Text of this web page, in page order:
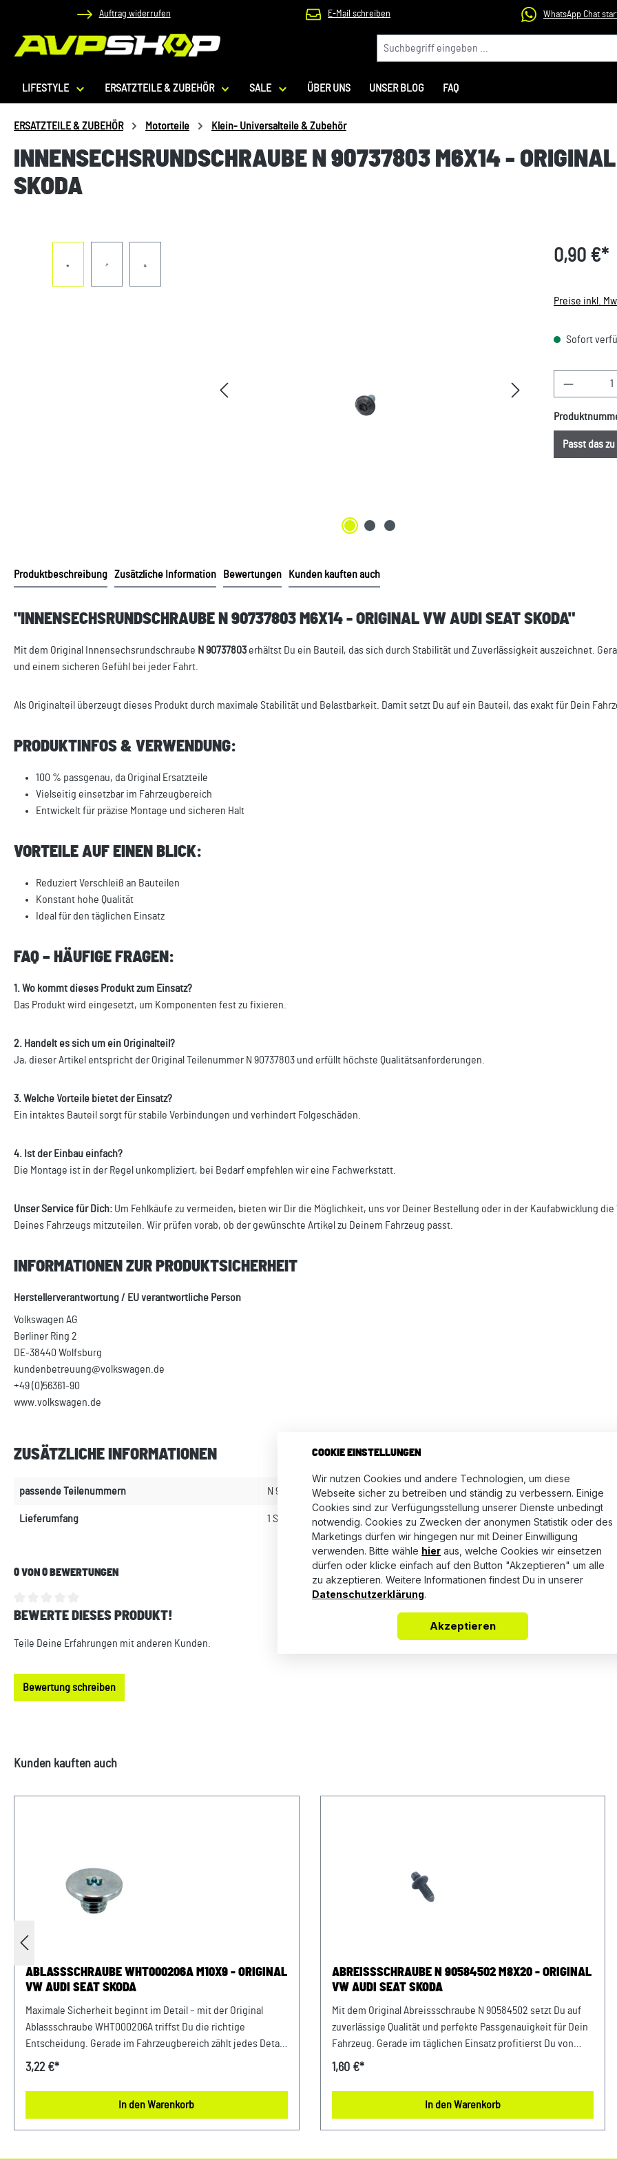
Hauptinhalt springen
Zur Suche springen
Zur Hauptnavigation springen
Auftrag widerrufen E-Mail schreiben WhatsApp Chat
LIFESTYLE ERSATZTEILE & ZUBEHÖR SALE ÜBER UNS UNSER BLOG FAQ
ERSATZTEILE & ZUBEHÖR Motorteile Klein- Universalteile & Zubehör
INNENSECHSRUNDSCHRAUBE N 90737803 M6X14 -
SKODA
0,90 €*
Preise inkl.
Sofort
Produkt
Passt das
Produktbeschreibung Zusätzliche Information Bewertungen Kunden kauften auch
"INNENSECHSRUNDSCHRAUBE N 90737803 M6X14 - ORIGINAL VW AUDI SEAT SKODA"
Mit dem Original Innensechsrundschraube N 90737803 erhältst Du ein Bauteil, das sich durch Stabilität und Zuverlässigkeit auszeichnet.
und einem sicheren Gefühl bei jeder Fahrt.
Als Originalteil überzeugt dieses Produkt durch maximale Stabilität und Belastbarkeit. Damit setzt Du auf ein Bauteil, das exakt für Dein
PRODUKTINFOS & VERWENDUNG:
100 % passgenau, da Original Ersatzteile
Vielseitig einsetzbar im Fahrzeugbereich
Entwickelt für präzise Montage und sicheren Halt
VORTEILE AUF EINEN BLICK:
Reduziert Verschleiß an Bauteilen
Konstant hohe Qualität
Ideal für den täglichen Einsatz
FAQ – HÄUFIGE FRAGEN:
1. Wo kommt dieses Produkt zum Einsatz?
Das Produkt wird eingesetzt, um Komponenten fest zu fixieren.
2. Handelt es sich um ein Originalteil?
Ja, dieser Artikel entspricht der Original Teilenummer N 90737803 und erfüllt höchste Qualitätsanforderungen.
3. Welche Vorteile bietet der Einsatz?
Ein intaktes Bauteil sorgt für stabile Verbindungen und verhindert Folgeschäden.
4. Ist der Einbau einfach?
Die Montage ist in der Regel unkompliziert, bei Bedarf empfehlen wir eine Fachwerkstatt.
Unser Service für Dich: Um Fehlkäufe zu vermeiden, bieten wir Dir die Möglichkeit, uns vor Deiner Bestellung oder in der Kaufabwicklung die
Deines Fahrzeugs mitzuteilen. Wir prüfen vorab, ob der gewünschte Artikel zu Deinem Fahrzeug passt.
INFORMATIONEN ZUR PRODUKTSICHERHEIT
Herstellerverantwortung / EU verantwortliche Person
Volkswagen AG
Berliner Ring 2
DE-38440 Wolfsburg
kundenbetreuung@volkswagen.de
+49 (0)56361-90
www.volkswagen.de
ZUSÄTZLICHE INFORMATIONEN
passende Teilenummern N 90737803
Lieferumfang 1 Schraube M6 x 14
WO FINDE ICH
0 VON 0 BEWERTUNGEN
Durchschnittliche Bewertung von 0 von 5 Sternen
BEWERTE DIESES PRODUKT!
Teile Deine Erfahrungen mit anderen Kunden.
Bewertung schreiben
Bewertungen nur in der aktuellen Sprache anzeigen.
Keine Bewertungen gefunden. Teile Deine Erfahrungen mit
Produktgalerie überspringen
Kunden kauften auch
ABLASSSCHRAUBE WHT000206A M10X9 - ORIGINAL
VW AUDI SEAT SKODA
Maximale Sicherheit beginnt im Detail – mit der Original
Ablassschraube WHT000206A triffst Du die richtige
Entscheidung. Gerade im Fahrzeugbereich zählt jedes Detail
– deshalb profitierst Du von einem sicheren Gefühl bei jeder
abgestimmt auf die Anforderungen moderner Fahrzeuge
bietet dieses Teil maximale Zuverlässigkeit. Entwickelt für
3,22 €*
In den Warenkorb
ABREISSSCHRAUBE N 90584502 M8X20 - ORIGINAL
VW AUDI SEAT SKODA
Mit dem Original Abreissschraube N 90584502 setzt Du auf
zuverlässige Qualität und perfekte Passgenauigkeit für Dein
Fahrzeug. Gerade im täglichen Einsatz profitierst Du von
einer stabilen Funktion und einem sicheren Gefühl bei jeder
nahtlos in Dein Fahrzeug und sorgt für eine sichere
Anwendung. Damit setzt Du auf ein Bauteil, das exakt für
1,60 €*
In den Warenkorb
COOKIE EINSTELLUNGEN
Wir nutzen Cookies und andere Technologien, um diese
Webseite sicher zu betreiben und ständig zu verbessern. Einige
Cookies sind zur Verfügungsstellung unserer Dienste unbedingt
notwendig. Cookies zu Zwecken der anonymen Statistik oder des
Marketings dürfen wir hingegen nur mit Deiner Einwilligung
verwenden. Bitte wähle hier aus, welche Cookies wir einsetzen
dürfen oder klicke einfach auf den Button "Akzeptieren" um alle
zu akzeptieren. Weitere Informationen findest Du in unserer
Datenschutzerklärung.
Akzeptieren